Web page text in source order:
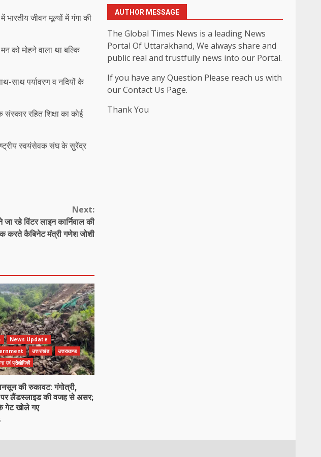
जीवन मूल्यों में गंगा की
को मोहने वाला था बल्कि
साथ पर्यावरण व नदियों के
रहित शिक्षा का कोई
स्वयंसेवक संघ के सुरेंद्र
Next:
रहे विंटर लाइन कार्निवाल की
करते कैबिनेट मंत्री गणेश जोशी
News Update
उत्तराखंड
उत्तराखण्ड
एवं प्रोद्योगिकी
की रुकावट: गंगोत्री,
पर लैंडस्लाइड की वजह से असर;
गेट खोले गए
AUTHOR MESSAGE
The Global Times News is a leading News
Portal Of Uttarakhand, We always share and
public real and trustfully news into our Portal.
If you have any Question Please reach us with
our Contact Us Page.
Thank You